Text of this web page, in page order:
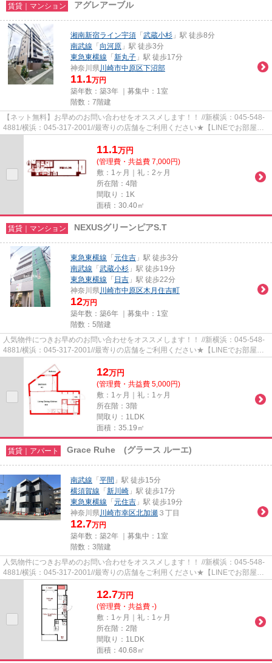
賃貸｜マンション アグレアーブル
湘南新宿ライン宇須 「 武蔵小杉 」駅 徒歩8分
南武線 「 向河原 」駅 徒歩3分
東急東横線 「 新丸子 」駅 徒歩17分
神奈川県川崎市中原区下沼部
11.1万円
築年数：築3年 ｜募集中： 1室
階数：7階建
【ネット無料】お早めのお問い合わせをオススメします！！ //新横浜：045-548-
4881/横浜：045-317-2001//最寄りの店舗をご利用ください★【LINEでお部屋探
11.1万円
(管理費・共益費 7,000円)
敷：1ヶ月｜礼：2ヶ月
所在階：4階
間取り：1K
面積：30.40㎡
賃貸｜マンション NEXUSグリーンピアS.T
東急東横線 「 元住吉 」駅 徒歩3分
南武線 「 武蔵小杉 」駅 徒歩19分
東急東横線 「 日吉 」駅 徒歩22分
神奈川県川崎市中原区木月住吉町
12万円
築年数：築6年 ｜募集中： 1室
階数：5階建
人気物件につきお早めのお問い合わせをオススメします！！ //新横浜：045-548-
4881/横浜：045-317-2001//最寄りの店舗をご利用ください★【LINEでお部屋探
12万円
(管理費・共益費 5,000円)
敷：1ヶ月｜礼：1ヶ月
所在階：3階
間取り：1LDK
面積：35.19㎡
賃貸｜アパート Grace Ruhe (グラース ルーエ)
南武線 「 平間 」駅 徒歩15分
横須賀線 「 新川崎 」駅 徒歩17分
東急東横線 「 元住吉 」駅 徒歩19分
神奈川県川崎市幸区北加瀬 ３丁目
12.7万円
築年数：築2年 ｜募集中： 1室
階数：3階建
人気物件につきお早めのお問い合わせをオススメします！！ //新横浜：045-548-
4881/横浜：045-317-2001//最寄りの店舗をご利用ください★【LINEでお部屋探
し】【初期費用分割払い】【19...
12.7万円
(管理費・共益費 -)
敷：1ヶ月｜礼：1ヶ月
所在階：2階
間取り：1LDK
面積：40.68㎡